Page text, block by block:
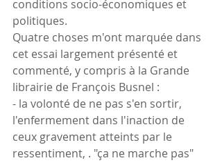
conditions socio-économiques et
politiques.
Quatre choses m'ont marquée dans
cet essai largement présenté et
commenté, y compris à la Grande
librairie de François Busnel :
- la volonté de ne pas s'en sortir,
l'enfermement dans l'inaction de
ceux gravement atteints par le
ressentiment, . "ça ne marche pas"